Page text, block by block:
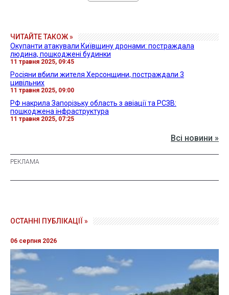
ЧИТАЙТЕ ТАКОЖ »
Окупанти атакували Київщину дронами: постраждала
людина, пошкоджені будинки
11 травня 2025, 09:45
Росіяни вбили жителя Херсонщини, постраждали 3
цивільних
11 травня 2025, 09:00
РФ накрила Запорізьку область з авіації та РСЗВ:
пошкоджена інфраструктура
11 травня 2025, 07:25
Всі новини »
ОСТАННІ ПУБЛІКАЦІЇ »
06 серпня 2026